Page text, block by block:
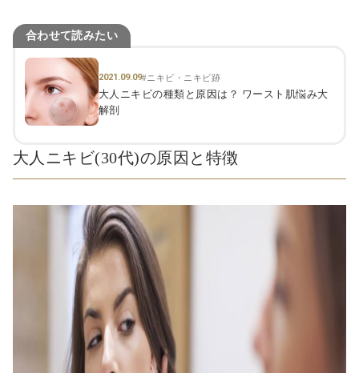
合わせて読みたい
2021.09.09#ニキビ・ニキビ跡
大人ニキビの種類と原因は？ ワースト肌悩み大
解剖
大人ニキビ(30代)の原因と特徴